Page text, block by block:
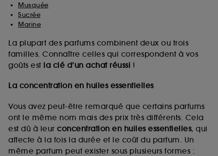
Musquée
Sucrée
Marine
La plupart des parfums combinent deux ou trois
familles. Connaître celles qui correspondent à vos
goûts est la clé d’un achat réussi !
La concentration en huiles essentielles
Vous avez peut-être remarqué que certains parfums
ont le même nom mais des prix très différents. Cela
est dû à leur concentration en huiles essentielles, qui
affecte à la fois la durée et le coût du parfum. Un
même parfum peut exister sous plusieurs formes :